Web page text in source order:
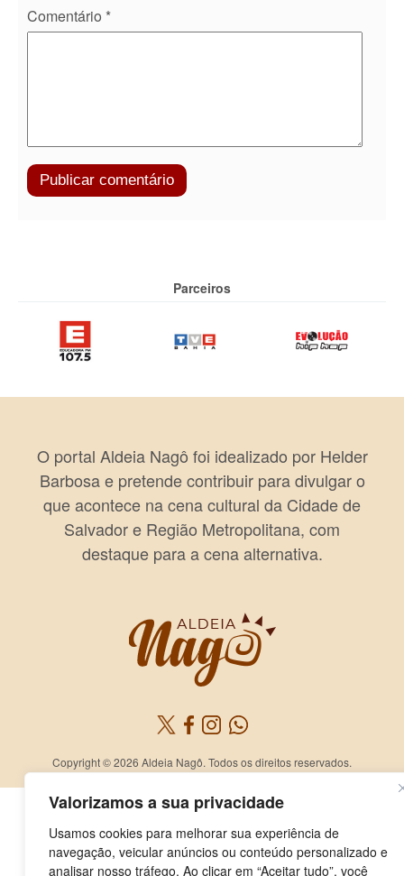
Valorizamos a sua privacidade
Usamos cookies para melhorar sua experiência de
navegação, veicular anúncios ou conteúdo personalizado e
analisar nosso tráfego. Ao clicar em “Aceitar tudo”, você
Comentário *
Parceiros
O portal Aldeia Nagô foi idealizado por Helder
Barbosa e pretende contribuir para divulgar o
que acontece na cena cultural da Cidade de
Salvador e Região Metropolitana, com
destaque para a cena alternativa.
Copyright © 2026 Aldeia Nagô. Todos os direitos reservados.